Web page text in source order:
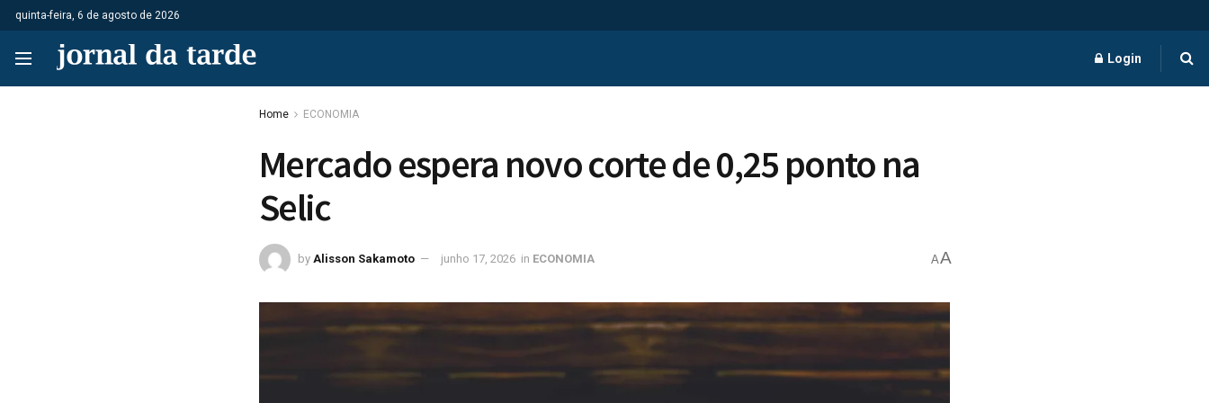
quinta-feira, 6 de agosto de 2026
Login
Home ECONOMIA
Mercado espera novo corte de 0,25 ponto na
Selic
by Alisson Sakamoto junho 17, 2026 in ECONOMIA AA